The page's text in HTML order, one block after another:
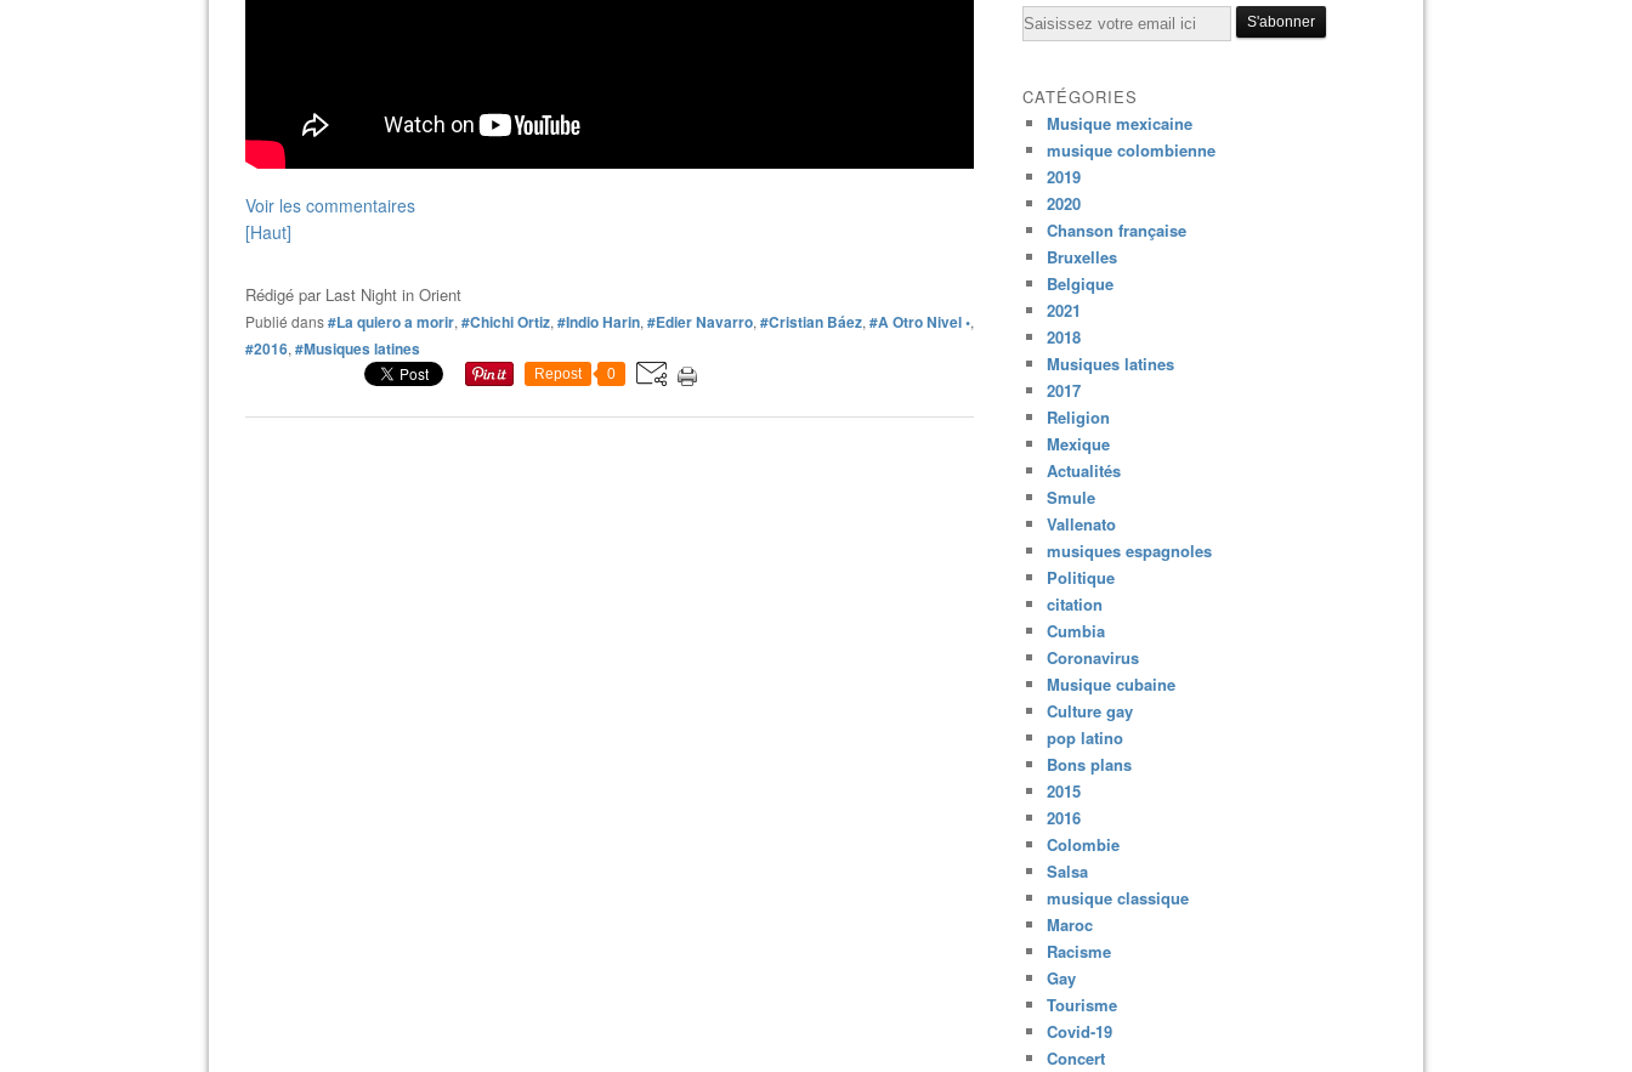
Voir les commentaires
[Haut]
Rédigé par Last Night in Orient
Publié dans#La quiero a morir, #Chichi Ortiz, #Indio Harin, #Edier Navarro, #Cristian Báez, #A Otro Nivel •,
#2016, #Musiques latines
Repost 0
Email
CATÉGORIES
Musique mexicaine
musique colombienne
2019
2020
Chanson française
Bruxelles
Belgique
2021
2018
Musiques latines
2017
Religion
Mexique
Actualités
Smule
Vallenato
musiques espagnoles
Politique
citation
Cumbia
Coronavirus
Musique cubaine
Culture gay
pop latino
Bons plans
2015
2016
Colombie
Salsa
musique classique
Maroc
Racisme
Gay
Tourisme
Covid-19
Concert